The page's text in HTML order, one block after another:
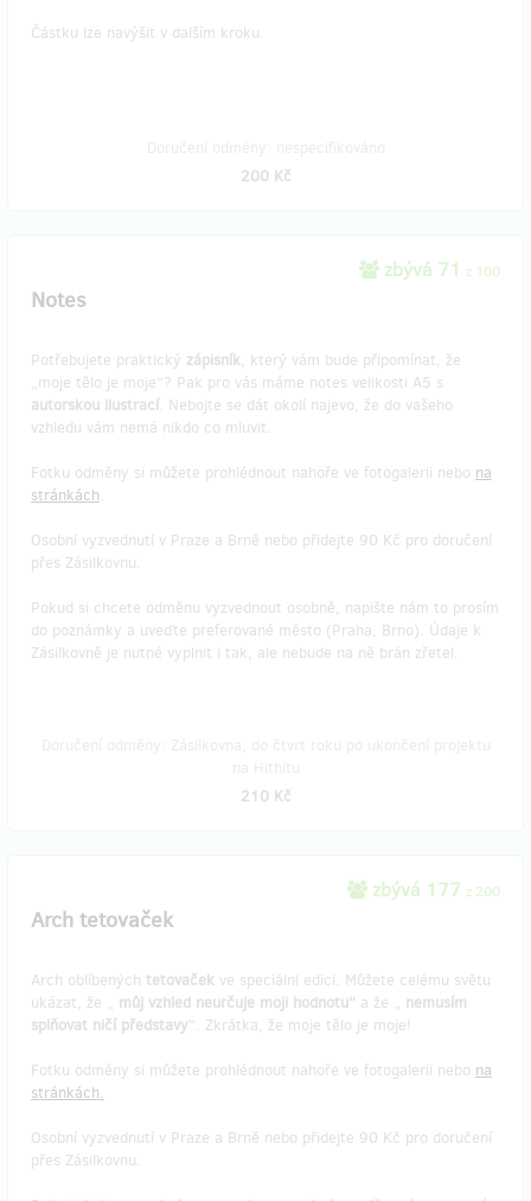
Částku lze navýšit v dalším kroku.
200 Kč
zbývá 71 z 100
Notes
Potřebujete praktický zápisník, který vám bude připomínat, že
„moje tělo je moje“? Pak pro vás máme notes velikosti A5 s
autorskou ilustrací. Nebojte se dát okolí najevo, že do vašeho
vzhledu vám nemá nikdo co mluvit.
Fotku odměny si můžete prohlédnout nahoře ve fotogalerii nebo na
stránkách.
Osobní vyzvednutí v Praze a Brně nebo přidejte 90 Kč pro doručení
přes Zásilkovnu.
Pokud si chcete odměnu vyzvednout osobně, napište nám to prosím
do poznámky a uveďte preferované město (Praha, Brno). Údaje k
Zásilkovně je nutné vyplnit i tak, ale nebude na ně brán zřetel.
210 Kč
zbývá 177 z 200
Arch tetovaček
Arch oblíbených tetovaček ve speciální edici. Můžete celému světu
ukázat, že „ můj vzhled neurčuje moji hodnotu“ a že „ nemusím
splňovat ničí představy“. Zkrátka, že moje tělo je moje!
Fotku odměny si můžete prohlédnout nahoře ve fotogalerii nebo na
stránkách.
Osobní vyzvednutí v Praze a Brně nebo přidejte 90 Kč pro doručení
přes Zásilkovnu.